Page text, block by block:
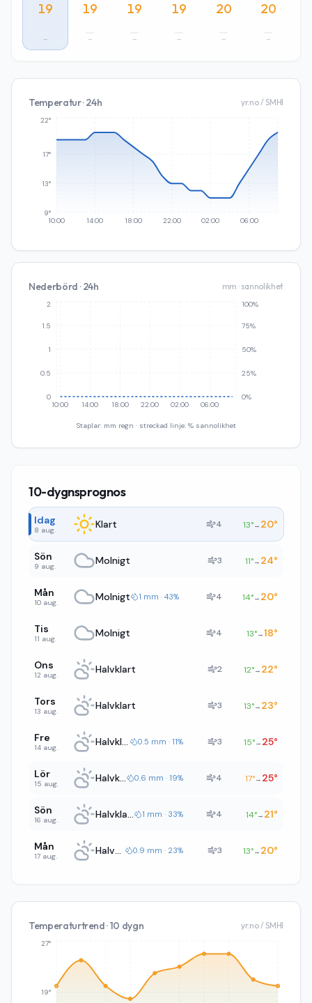
19
–
19
–
19
–
19
–
20
–
20
–
Temperatur · 24h yr.no / SMHI
10:00 14:00 18:00 22:00 02:00 06:00
9°
13°
17°
22°
Nederbörd · 24h mm · sannolikhet
10:00 14:00 18:00 22:00 02:00 06:00
0
0.5
1
1.5
2
0%
25%
50%
75%
100%
Staplar: mm regn · streckad linje: % sannolikhet
10-dygnsprognos
Idag
8 aug. Klart 4 13°→ 20°
Sön
9 aug. Molnigt 3 11°→ 24°
Mån
10 aug. Molnigt 1 mm · 43% 4 14°→ 20°
Tis
11 aug. Molnigt 4 13°→18°
Ons
12 aug. Halvklart 2 12°→ 22°
Tors
13 aug. Halvklart 3 13°→ 23°
Fre
14 aug. Halvklart 0.5 mm · 11% 3 15°→ 25°
Lör
15 aug. Halvklart 0.6 mm · 19% 4 17°→ 25°
Sön
16 aug. Halvklart 1 mm · 33% 4 14°→ 21°
Mån
17 aug. Halvklart 0.9 mm · 23% 3 13°→ 20°
Temperaturtrend · 10 dygn yr.no / SMHI
19°
27°